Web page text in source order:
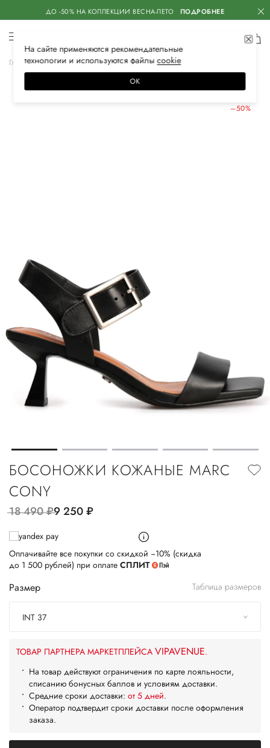
ДО -50% НА КОЛЛЕКЦИИ ВЕСНА-ЛЕТО ПОДРОБНЕЕ
Главная Женская Обувь Босоножки
–50%
БОСОНОЖКИ КОЖАНЫЕ MARC
CONY
18 490руб.9 250руб.
Оплачивайте все покупки со скидкой −10% (скидка
до 1 500 рублей) при оплате СПЛИТ
Размер Таблица размеров
INT 37
ТОВАР ПАРТНЕРА МАРКЕТПЛЕЙСА VIPAVENUE.
На товар действуют ограничения по карте лояльности,
списанию бонусных баллов и условиям доставки.
Средние сроки доставки: от 5 дней.
Оператор подтвердит сроки доставки после оформления
заказа.
На сайте применяются рекомендательные
технологии и используются файлысооkiе
ОК